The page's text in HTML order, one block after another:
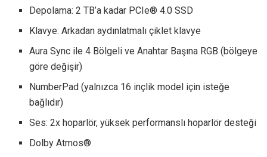
Depolama: 2 TB’a kadar PCIe® 4.0 SSD
Klavye: Arkadan aydınlatmalı çiklet klavye
Aura Sync ile 4 Bölgeli ve Anahtar Başına RGB (bölgeye
göre değişir)
NumberPad (yalnızca 16 inçlik model için isteğe
bağlıdır)
Ses: 2x hoparlör, yüksek performanslı hoparlör desteği
Dolby Atmos®